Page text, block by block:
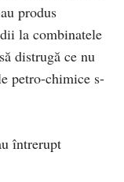
produs
la combinatele
distrugă ce nu
petro-chimice s-
întrerupt